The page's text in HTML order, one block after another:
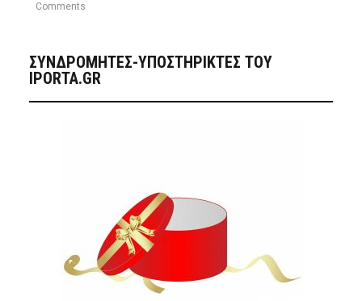
Comments
ΣΥΝΔΡΟΜΗΤΈΣ-ΥΠΟΣΤΗΡΙΚΤΈΣ ΤΟΥ
IPORTA.GR